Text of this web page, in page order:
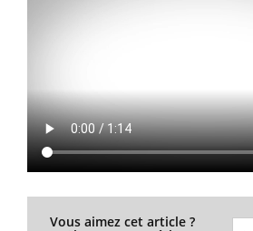
Vous aimez cet article ?